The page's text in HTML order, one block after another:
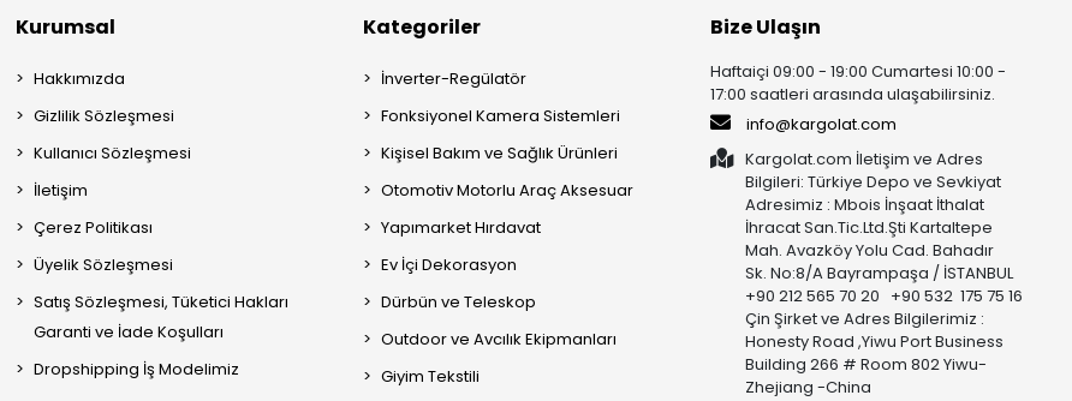
Kurumsal
Hakkımızda
Gizlilik Sözleşmesi
Kullanıcı Sözleşmesi
İletişim
Çerez Politikası
Üyelik Sözleşmesi
Satış Sözleşmesi, Tüketici Hakları
Garanti ve İade Koşulları
Dropshipping İş Modelimiz
Kategoriler
İnverter-Regülatör
Fonksiyonel Kamera Sistemleri
Kişisel Bakım ve Sağlık Ürünleri
Otomotiv Motorlu Araç Aksesuar
Yapımarket Hırdavat
Ev İçi Dekorasyon
Dürbün ve Teleskop
Outdoor ve Avcılık Ekipmanları
Giyim Tekstili
Bize Ulaşın
Haftaiçi 09:00 - 19:00 Cumartesi 10:00 -
17:00 saatleri arasında ulaşabilirsiniz.
info@kargolat.com
Kargolat.com İletişim ve Adres
Bilgileri: Türkiye Depo ve Sevkiyat
Adresimiz : Mbois İnşaat İthalat
İhracat San.Tic.Ltd.Şti Kartaltepe
Mah. Avazköy Yolu Cad. Bahadır
Sk. No:8/A Bayrampaşa / İSTANBUL
+90 212 565 70 20 +90 532 175 75 16
Çin Şirket ve Adres Bilgilerimiz :
Honesty Road ,Yiwu Port Business
Building 266 # Room 802 Yiwu-
Zhejiang -China